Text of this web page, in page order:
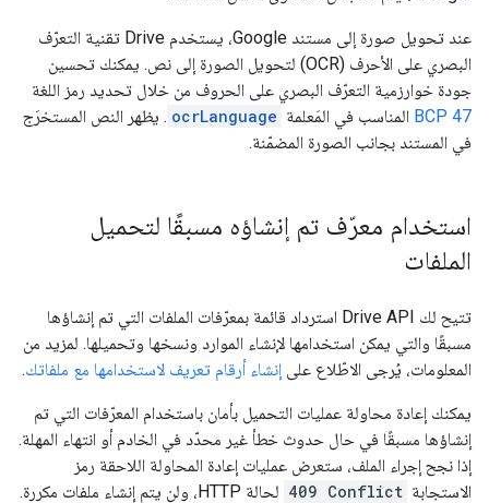
عند تحويل صورة إلى مستند Google، يستخدم Drive تقنية التعرّف
البصري على الأحرف (OCR) لتحويل الصورة إلى نص. يمكنك تحسين
جودة خوارزمية التعرّف البصري على الحروف من خلال تحديد رمز اللغة
BCP 47 المناسب في المَعلمة ocrLanguage . يظهر النص المستخرَج
في المستند بجانب الصورة المضمّنة.
استخدام معرّف تم إنشاؤه مسبقًا لتحميل
الملفات
تتيح لك Drive API استرداد قائمة بمعرّفات الملفات التي تم إنشاؤها
مسبقًا والتي يمكن استخدامها لإنشاء الموارد ونسخها وتحميلها. لمزيد من
المعلومات، يُرجى الاطّلاع على إنشاء أرقام تعريف لاستخدامها مع ملفاتك.
يمكنك إعادة محاولة عمليات التحميل بأمان باستخدام المعرّفات التي تم
إنشاؤها مسبقًا في حال حدوث خطأ غير محدّد في الخادم أو انتهاء المهلة.
إذا نجح إجراء الملف، ستعرض عمليات إعادة المحاولة اللاحقة رمز
الاستجابة 409 Conflict لحالة HTTP، ولن يتم إنشاء ملفات مكررة.